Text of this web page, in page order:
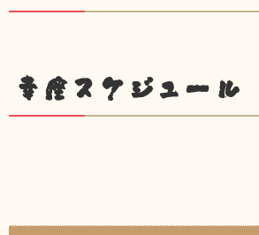
幸座スケジュール